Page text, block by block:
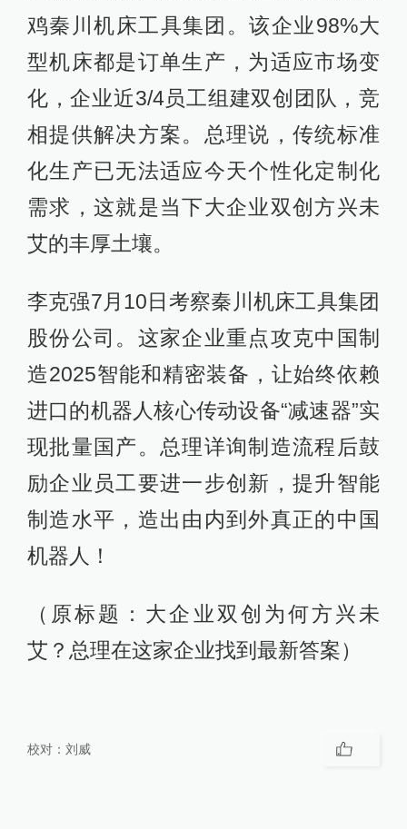
鸡秦川机床工具集团。该企业98%大
型机床都是订单生产，为适应市场变
化，企业近3/4员工组建双创团队，竞
相提供解决方案。总理说，传统标准
化生产已无法适应今天个性化定制化
需求，这就是当下大企业双创方兴未
艾的丰厚土壤。
李克强7月10日考察秦川机床工具集团
股份公司。这家企业重点攻克中国制
造2025智能和精密装备，让始终依赖
进口的机器人核心传动设备“减速器”实
现批量国产。总理详询制造流程后鼓
励企业员工要进一步创新，提升智能
制造水平，造出由内到外真正的中国
机器人！
（原标题：大企业双创为何方兴未
艾？总理在这家企业找到最新答案）
校对： 刘威